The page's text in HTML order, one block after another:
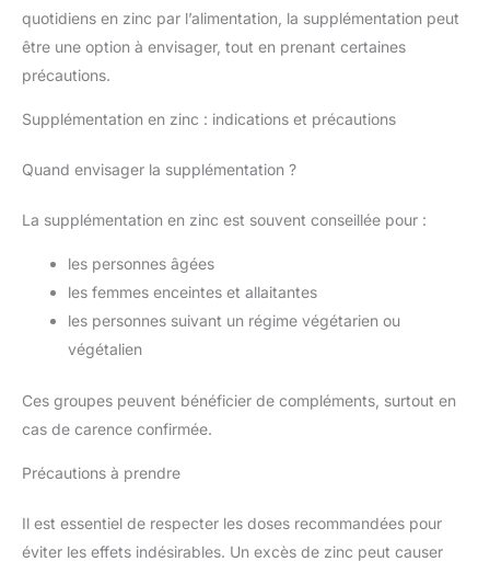
quotidiens en zinc par l’alimentation, la supplémentation peut
être une option à envisager, tout en prenant certaines
précautions.
Supplémentation en zinc : indications et précautions
Quand envisager la supplémentation ?
La supplémentation en zinc est souvent conseillée pour :
les personnes âgées
les femmes enceintes et allaitantes
les personnes suivant un régime végétarien ou
végétalien
Ces groupes peuvent bénéficier de compléments, surtout en
cas de carence confirmée.
Précautions à prendre
Il est essentiel de respecter les doses recommandées pour
éviter les effets indésirables. Un excès de zinc peut causer